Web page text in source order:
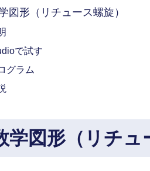
図形（リチュース螺旋）
で試す
グラム
学図形（リチュ